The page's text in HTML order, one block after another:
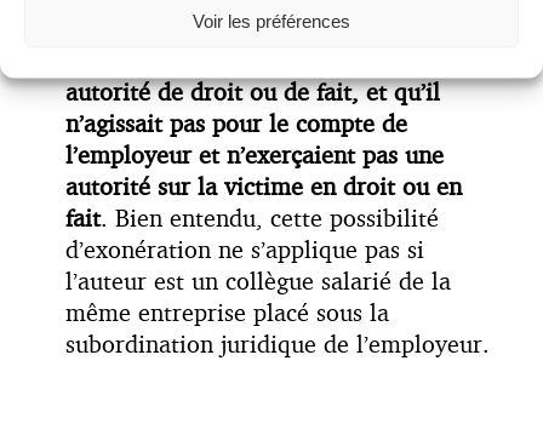
Voir les préférences
d’autre parten justifiant que le tiers
autorité de droit ou de fait, et qu’il
n’agissait pas pour le compte de
l’employeur et n’exerçaient pas une
autorité sur la victime en droit ou en
fait. Bien entendu, cette possibilité
d’exonération ne s’applique pas si
l’auteur est un collègue salarié de la
même entreprise placé sous la
subordination juridique de l’employeur.